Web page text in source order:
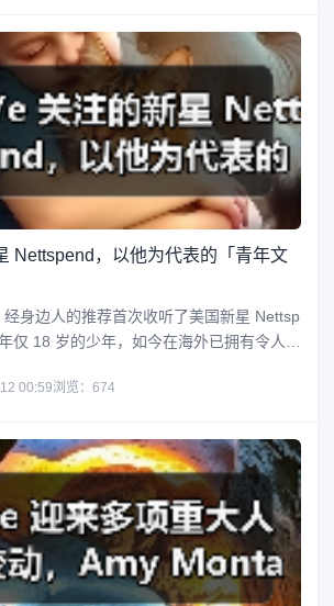
Nettspend，以他为代表的「青年文
身边人的推荐首次收听了美国新星 Nettsp
仅 18 岁的少年，如今在海外已拥有令人匪
时尚圈也早已向他敞开大门。曾被部分人
年之王」的他，如今似乎已正式加冕。同
00:59浏览：674